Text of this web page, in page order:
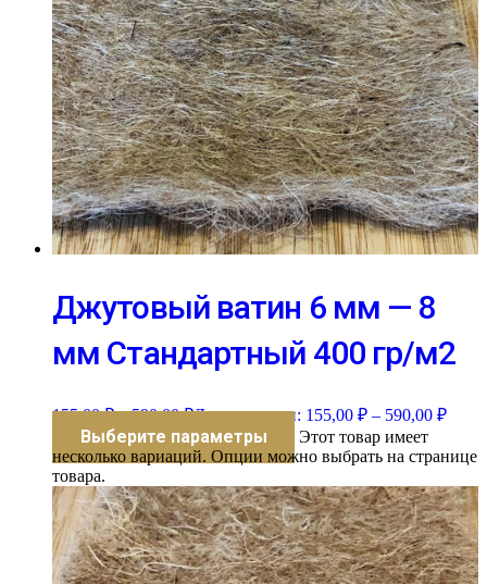
Джутовый ватин 6 мм — 8
мм Стандартный 400 гр/м2
155,00₽ – 590,00₽Диапазон цен: 155,00 ₽ – 590,00 ₽
Выберите параметры
Этот товар имеет
несколько вариаций. Опции можно выбрать на странице
товара.